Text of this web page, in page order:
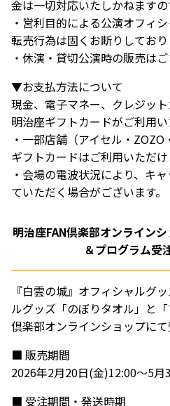
金は一切対応いたしかねますの
・営利目的による公演オフィ
転売行為は固くお断りしており
・休演・貸切公演時の販売はご
▼お支払方法について
現金、電子マネー、クレジッ
明治座ギフトカードがご利用い
・一部店舗（アイセル・
ギフトカードはご利用いただけ
・会場の電波状況により、キ
ていただく場合がございます。
明治座FAN倶楽部オンライン
＆プログラム受
『白雲の城』オフィシャルグ
ルグッズ「のぼりタオル」と
倶楽部オンラインショップにて
■ 販売期間
2026年2月20日(金)12:00～5
■ 受注期間・発送時期